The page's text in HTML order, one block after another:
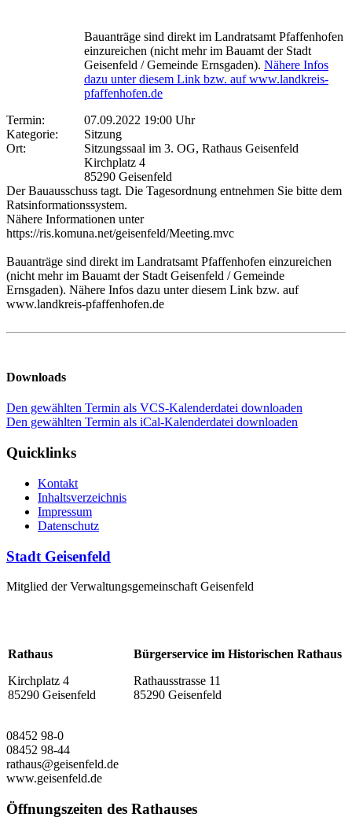
Bauanträge sind direkt im Landratsamt Pfaffenhofen
einzureichen (nicht mehr im Bauamt der Stadt
Geisenfeld / Gemeinde Ernsgaden). Nähere Infos
dazu unter diesem Link bzw. auf www.landkreis-
pfaffenhofen.de
Termin:
07.09.2022 19:00 Uhr
Kategorie:
Sitzung
Ort:
Sitzungssaal im 3. OG, Rathaus Geisenfeld
Kirchplatz 4
85290 Geisenfeld
Der Bauausschuss tagt. Die Tagesordnung entnehmen Sie bitte dem
Ratsinformationssystem.
Nähere Informationen unter
https://ris.komuna.net/geisenfeld/Meeting.mvc
Bauanträge sind direkt im Landratsamt Pfaffenhofen einzureichen
(nicht mehr im Bauamt der Stadt Geisenfeld / Gemeinde
Ernsgaden). Nähere Infos dazu unter diesem Link bzw. auf
www.landkreis-pfaffenhofen.de
Downloads
Den gewählten Termin als VCS-Kalenderdatei downloaden
Den gewählten Termin als iCal-Kalenderdatei downloaden
Quicklinks
Kontakt
Inhaltsverzeichnis
Impressum
Datenschutz
Stadt Geisenfeld
Mitglied der Verwaltungsgemeinschaft Geisenfeld
Rathaus
Kirchplatz 4
85290 Geisenfeld
Bürgerservice im Historischen Rathaus
Rathausstrasse 11
85290 Geisenfeld
08452 98-0
08452 98-44
rathaus@geisenfeld.de
www.geisenfeld.de
Öffnungszeiten des Rathauses